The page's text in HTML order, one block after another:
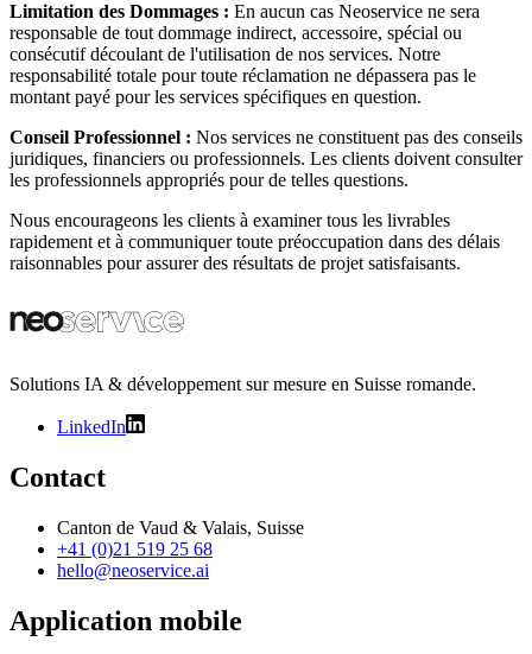
Limitation des Dommages : En aucun cas Neoservice ne sera
responsable de tout dommage indirect, accessoire, spécial ou
consécutif découlant de l'utilisation de nos services. Notre
responsabilité totale pour toute réclamation ne dépassera pas le
montant payé pour les services spécifiques en question.
Conseil Professionnel : Nos services ne constituent pas des conseils
juridiques, financiers ou professionnels. Les clients doivent consulter
les professionnels appropriés pour de telles questions.
Nous encourageons les clients à examiner tous les livrables
rapidement et à communiquer toute préoccupation dans des délais
raisonnables pour assurer des résultats de projet satisfaisants.
Solutions IA & développement sur mesure en Suisse romande.
LinkedIn
Contact
Canton de Vaud & Valais, Suisse
+41 (0)21 519 25 68
hello@neoservice.ai
Application mobile